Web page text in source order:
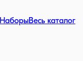
НаборыВесь каталог